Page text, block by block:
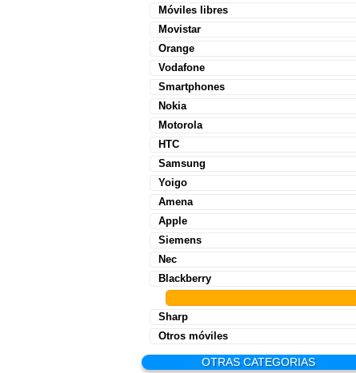
Móviles libres
Movistar
Orange
Vodafone
Smartphones
Nokia
Motorola
HTC
Samsung
Yoigo
Amena
Apple
Siemens
Nec
Blackberry
Sharp
Otros móviles
OTRAS CATEGORIAS